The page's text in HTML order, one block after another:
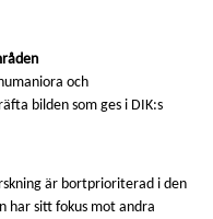
och
bilden som ges i DIK:s
är bortprioriterad i den
har sitt fokus mot andra